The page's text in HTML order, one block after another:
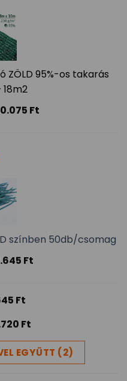
ZÖLD 95%-os takarás
18m2
Ft
színben 50db/csomag
Ft
Ft
Ft
EGYÜTT (2)